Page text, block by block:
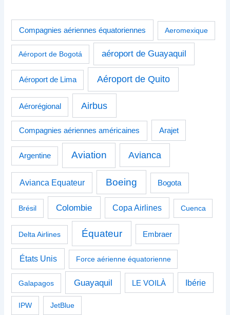
Compagnies aériennes équatoriennes Aeromexique
Aéroport de Bogotá aéroport de Guayaquil
Aéroport de Lima Aéroport de Quito
Aérorégional Airbus
Compagnies aériennes américaines Arajet
Argentine Aviation Avianca
Avianca Equateur Boeing Bogota
Brésil Colombie Copa Airlines Cuenca
Delta Airlines Équateur Embraer
États Unis Force aérienne équatorienne
Galapagos Guayaquil LE VOILÀ Ibérie
IPW JetBlue